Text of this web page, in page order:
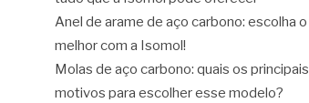
Anel de arame de aço carbono: escolha o
melhor com a Isomol!
Molas de aço carbono: quais os principais
motivos para escolher esse modelo?